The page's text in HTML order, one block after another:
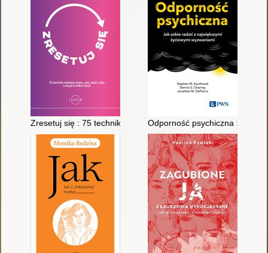
Zresetuj się : 75 technik redukcji stresu, aby ukoić ciało i
Odporność psychiczna : jak